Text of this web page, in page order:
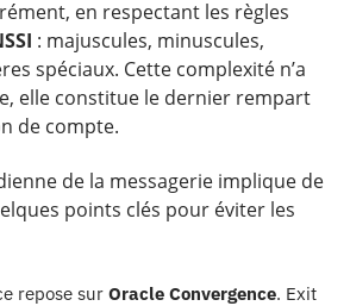
en respectant les règles
: majuscules, minuscules,
spéciaux. Cette complexité n’a
elle constitue le dernier rempart
de compte.
de la messagerie implique de
points clés pour éviter les
repose sur Oracle Convergence. Exit